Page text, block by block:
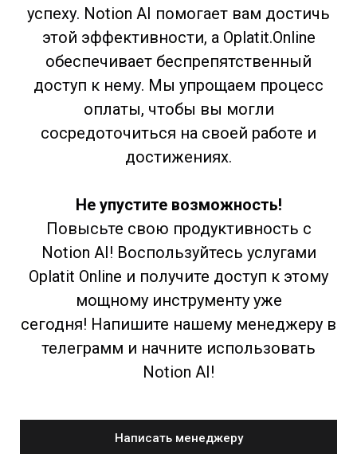
успеху. Notion AI помогает вам достичь
этой эффективности, а Oplatit.Online
обеспечивает беспрепятственный
доступ к нему. Мы упрощаем процесс
оплаты, чтобы вы могли
сосредоточиться на своей работе и
достижениях.
Не упустите возможность!
Повысьте свою продуктивность с
Notion AI! Воспользуйтесь услугами
Oplatit Online и получите доступ к этому
мощному инструменту уже
сегодня! Напишите нашему менеджеру в
телеграмм и начните использовать
Notion AI!
Написать менеджеру